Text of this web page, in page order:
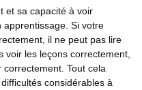
et sa capacité à voir
Si votre
il ne peut pas lire
voir les leçons correctement,
Tout cela
considérables à